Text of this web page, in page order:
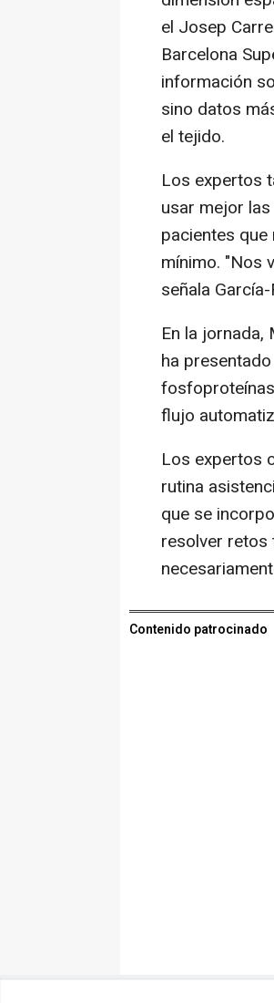
el Josep
Barcelona
información
sino datos
el tejido.
Los expertos
usar mejor
pacientes
mínimo. "Nos
señala
En la jornada,
ha
flujo
Los expertos
rutina
que se
resolver retos
Contenido patrocinado